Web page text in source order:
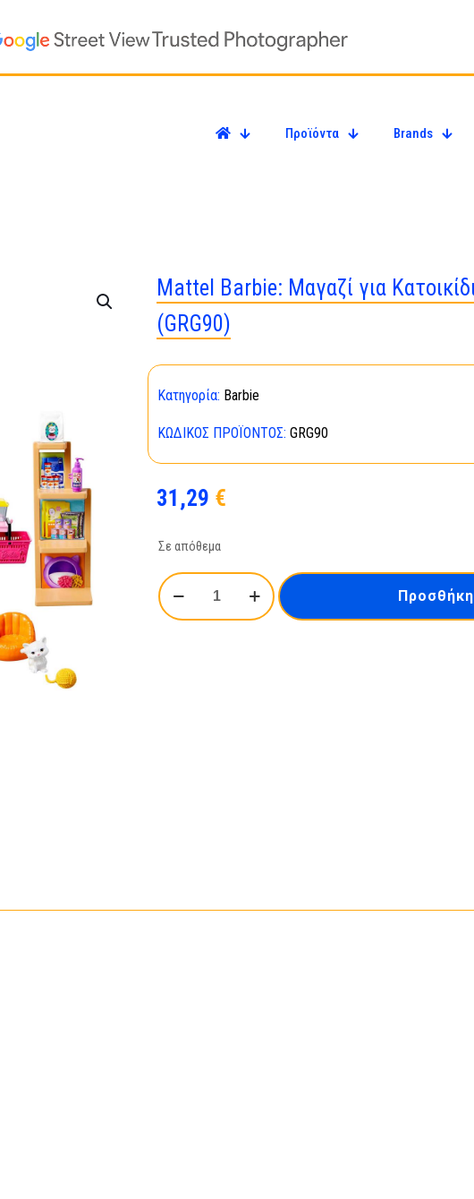
Προϊόντα Brands
Mattel Barbie: Μαγαζί για
(GRG90)
Κατηγορία: Barbie
ΚΩΔΙΚΌΣ ΠΡΟΪΌΝΤΟΣ: GRG90
31,29 €
Σε απόθεμα
Mattel
Barbie: